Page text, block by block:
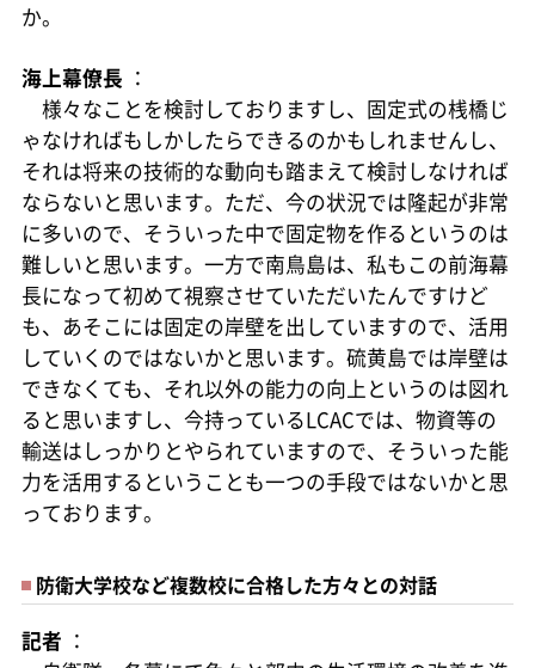
か。
海上幕僚長 ：
様々なことを検討しておりますし、固定式の桟橋じ
ゃなければもしかしたらできるのかもしれませんし、
それは将来の技術的な動向も踏まえて検討しなければ
ならないと思います。ただ、今の状況では隆起が非常
に多いので、そういった中で固定物を作るというのは
難しいと思います。一方で南鳥島は、私もこの前海幕
長になって初めて視察させていただいたんですけど
も、あそこには固定の岸壁を出していますので、活用
していくのではないかと思います。硫黄島では岸壁は
できなくても、それ以外の能力の向上というのは図れ
ると思いますし、今持っているLCACでは、物資等の
輸送はしっかりとやられていますので、そういった能
力を活用するということも一つの手段ではないかと思
っております。
防衛大学校など複数校に合格した方々との対話
記者 ：